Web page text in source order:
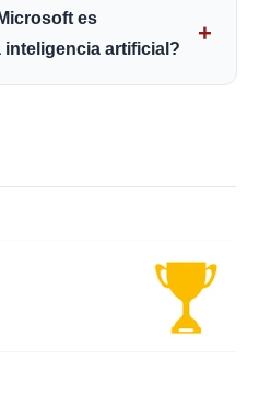
es
inteligencia artificial?